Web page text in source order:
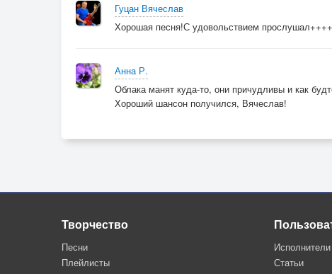
Гуцан Вячеслав
Хорошая песня!С удовольствием
Анна Р.
Облака манят куда-то, они причудливы и как
Хороший шансон получился, Вячеслав!
Творчество
Песни
Плейлисты
Исполнители
Статьи